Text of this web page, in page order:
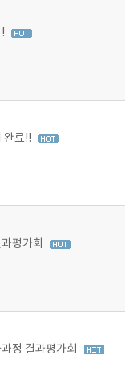
완료!!
평가회
정 결과평가회